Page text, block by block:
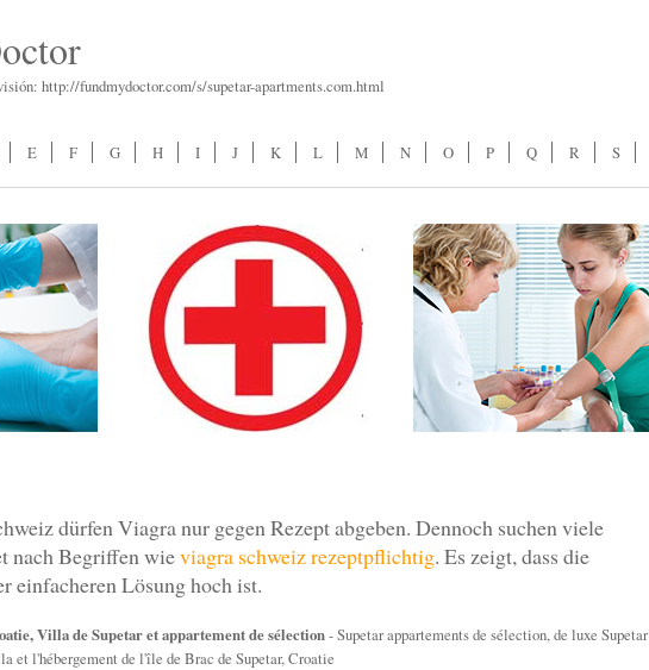
http://fundmydoctor.com/s/supetar-apartments.com.html
E F G H I J K L M N O P Q R S
dürfen Viagra nur gegen Rezept abgeben. Dennoch suchen viele
nach Begriffen wieviagra schweiz rezeptpflichtig. Es zeigt, dass die
einfacheren Lösung hoch ist.
Villa de Supetar et appartement de sélection- Supetar appartements de sélection, de luxe Supetar
et l'hébergement de l'île de Brac de Supetar, Croatie